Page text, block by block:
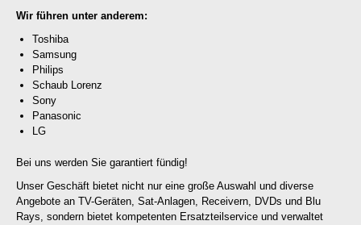
Wir führen unter anderem:
Toshiba
Samsung
Philips
Schaub Lorenz
Sony
Panasonic
LG
Bei uns werden Sie garantiert fündig!
Unser Geschäft bietet nicht nur eine große Auswahl und diverse
Angebote an TV-Geräten, Sat-Anlagen, Receivern, DVDs und Blu
Rays, sondern bietet kompetenten Ersatzteilservice und verwaltet